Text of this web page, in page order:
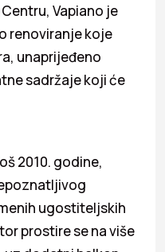
Vapiano je
renoviranje koje
unaprijeđeno
sadržaje koji će
2010. godine,
ugostiteljskih
prostire se na više